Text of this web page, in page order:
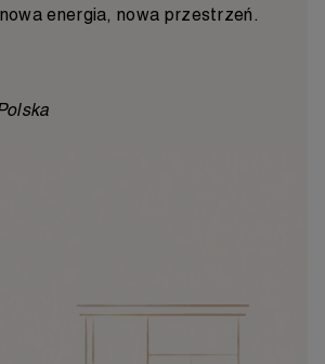
energia, nowa przestrzeń.